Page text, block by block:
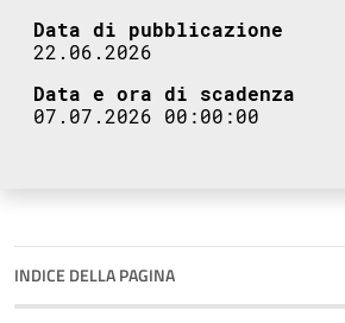
Data di pubblicazione
22.06.2026
Data e ora di scadenza
07.07.2026 00:00:00
INDICE DELLA PAGINA